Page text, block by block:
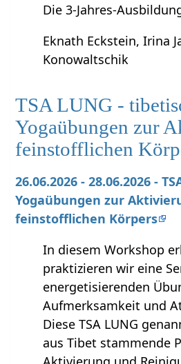
Die 3-Jahres-
Eknath Eckstein, Irina
Konowaltschik
TSA LUNG -
Yogaübungen zur
feinstofflichen
26.06.2026 - 28.06.2026 -
Yogaübungen zur
feinstofflichen Körpers
In diesem Workshop
praktizieren wir eine
energetisierenden
Aufmerksamkeit und
Diese TSA LUNG
aus Tibet stammende